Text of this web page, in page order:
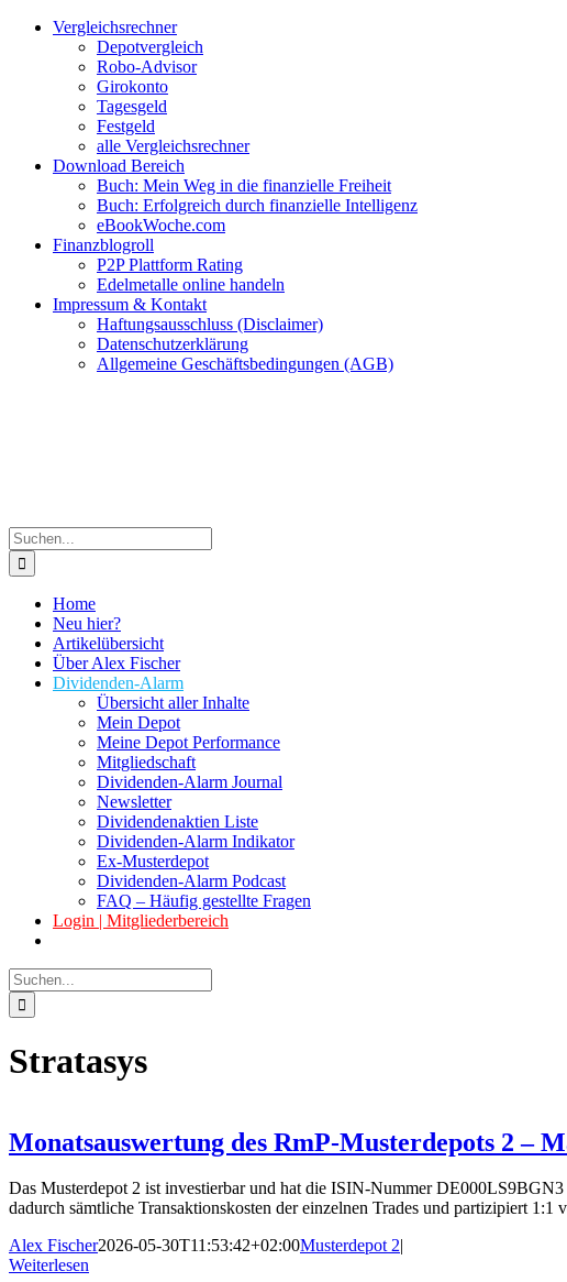
Zum
Facebook
Twitter
Instagram
Pinterest
YouTubeVergleichsrechner
Depotvergleich
Robo-Advisor
Girokonto
Tagesgeld
Festgeld
alle Vergleichsrechner
Download Bereich
Buch: Mein Weg in die finanzielle Freiheit
Buch: Erfolgreich durch finanzielle Intelligenz
eBookWoche.com
Finanzblogroll
P2P Plattform Rating
Edelmetalle online handeln
Impressum & Kontakt
Haftungsausschluss (Disclaimer)
Datenschutzerklärung
Allgemeine Geschäftsbedingungen (AGB)
Suche
nach:
Home
Neu hier?
Artikelübersicht
Über Alex Fischer
Dividenden-Alarm
Übersicht aller Inhalte
Mein Depot
Meine Depot Performance
Mitgliedschaft
Dividenden-Alarm Journal
Newsletter
Dividendenaktien Liste
Dividenden-Alarm Indikator
Ex-Musterdepot
Dividenden-Alarm Podcast
FAQ – Häufig gestellte Fragen
Login | Mitgliederbereich
Suche
nach:
Stratasys
Monatsauswertung des RmP-Musterdepots 2 –
Das Musterdepot 2 ist investierbar und hat die ISIN-Nummer
dadurch sämtliche Transaktionskosten der einzelnen Trades und partizipiert
Alex Fischer2026-05-30T11:53:42+02:00Musterdepot 2|
Weiterlesen